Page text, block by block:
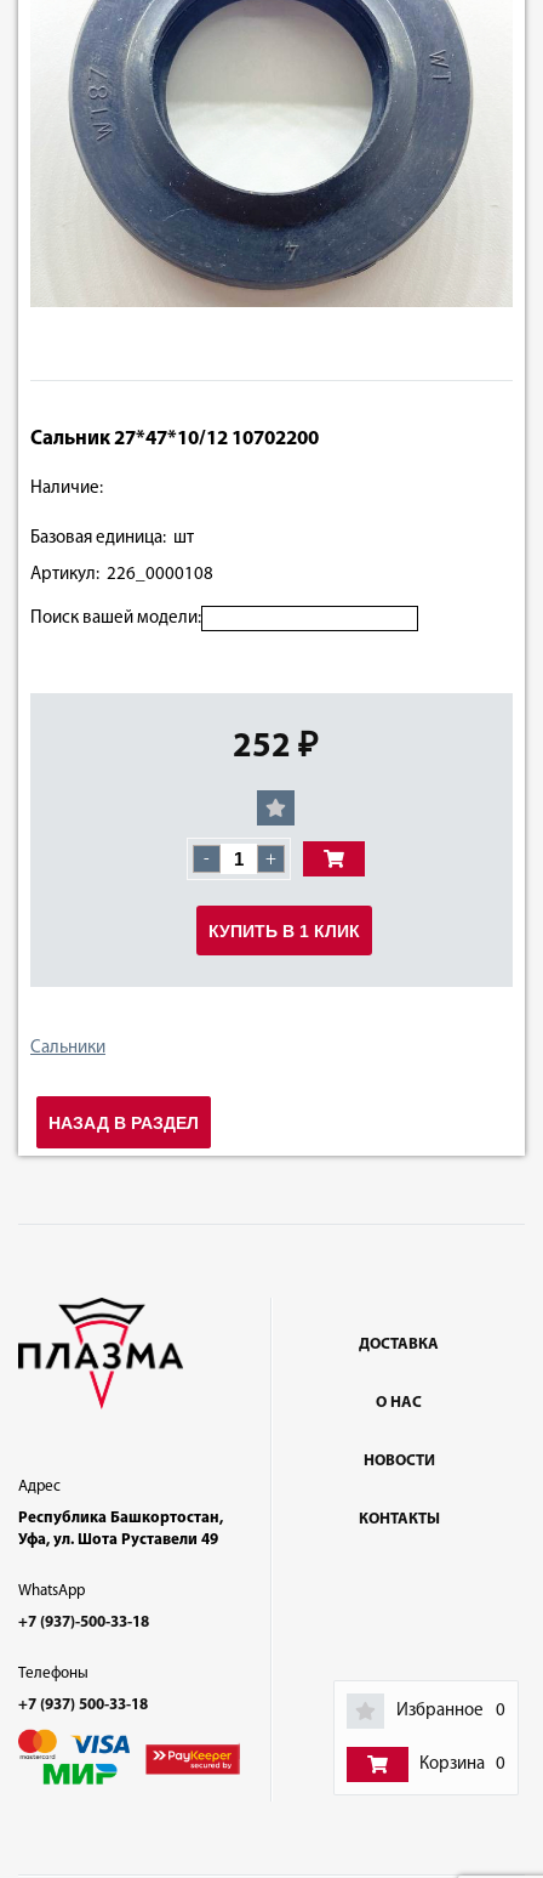
Избранное 0
Корзина 0
Сальник 27*47*10/12 10702200
Наличие:
Базовая единица: шт
Артикул: 226_0000108
Поиск вашей модели:
252 ₽
- +
КУПИТЬ В 1 КЛИК
Сальники
НАЗАД В РАЗДЕЛ
Адрес
Республика Башкортостан,
Уфа, ул. Шота Руставели 49
WhatsApp
+7 (937)-500-33-18
Телефоны
+7 (937) 500-33-18
ДОСТАВКА
О НАС
НОВОСТИ
КОНТАКТЫ